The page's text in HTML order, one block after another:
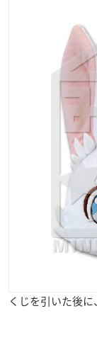
くじを引いた後に